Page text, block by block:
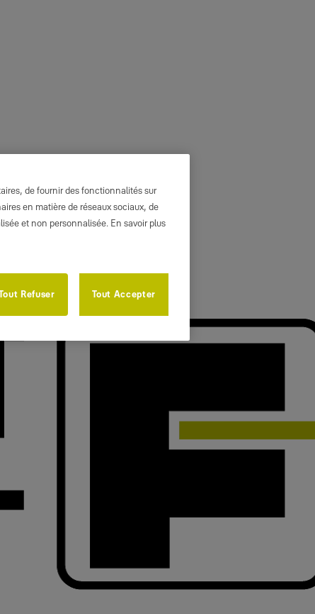
de fournir des fonctionnalités sur
en matière de réseaux sociaux, de
et non personnalisée. En savoir plus
Refuser
Tout Accepter